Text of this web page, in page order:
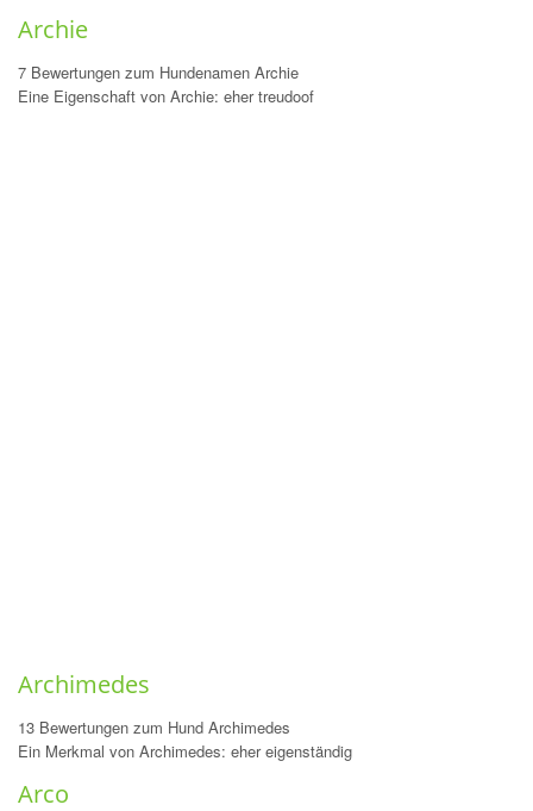
Archie
7 Bewertungen zum Hundenamen Archie
Eine Eigenschaft von Archie: eher treudoof
Archimedes
13 Bewertungen zum Hund Archimedes
Ein Merkmal von Archimedes: eher eigenständig
Arco